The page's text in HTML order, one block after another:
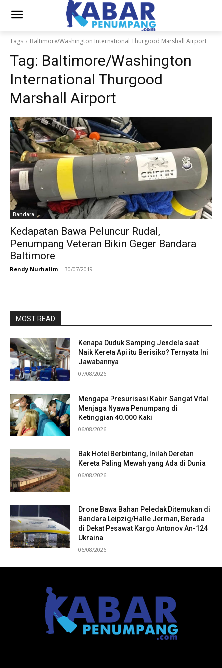
Tags Baltimore/Washington International Thurgood Marshall Airport
Tag: Baltimore/Washington
International Thurgood
Marshall Airport
Bandara
Kedapatan Bawa Peluncur Rudal,
Penumpang Veteran Bikin Geger Bandara
Baltimore
Rendy Nurhalim - 30/07/2019
MOST READ
Kenapa Duduk Samping Jendela saat
Naik Kereta Api itu Berisiko? Ternyata Ini
Jawabannya
07/08/2026
Mengapa Presurisasi Kabin Sangat Vital
Menjaga Nyawa Penumpang di
Ketinggian 40.000 Kaki
06/08/2026
Bak Hotel Berbintang, Inilah Deretan
Kereta Paling Mewah yang Ada di Dunia
06/08/2026
Drone Bawa Bahan Peledak Ditemukan di
Bandara Leipzig/Halle Jerman, Berada
di Dekat Pesawat Kargo Antonov An-124
Ukraina
06/08/2026